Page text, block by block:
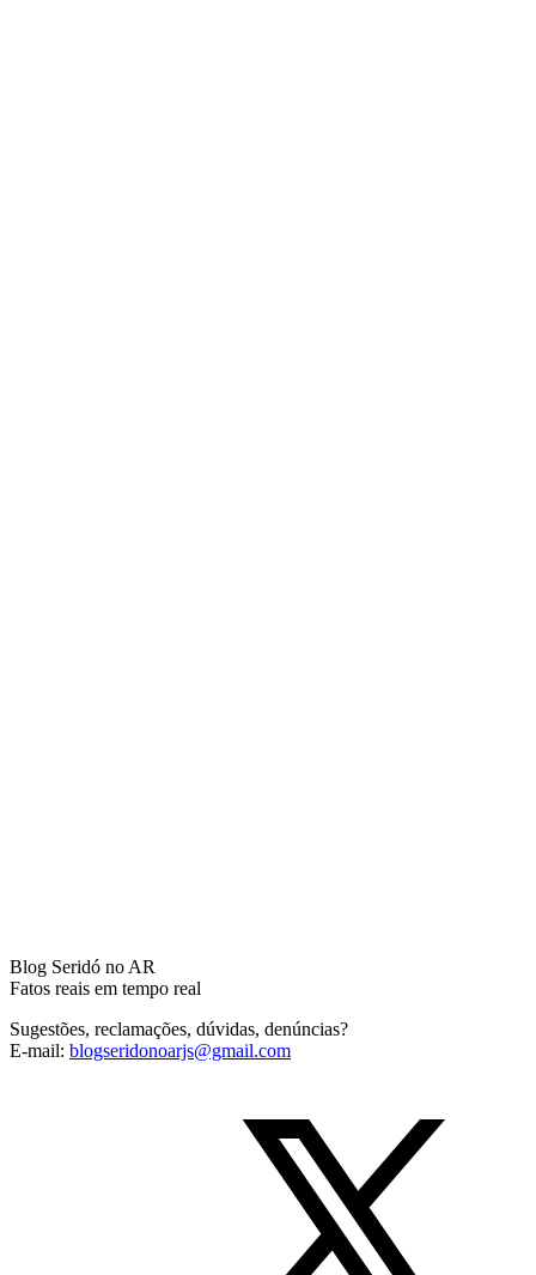
Blog Seridó no AR
Fatos reais em tempo real
Sugestões, reclamações, dúvidas, denúncias?
E-mail: blogseridonoarjs@gmail.com